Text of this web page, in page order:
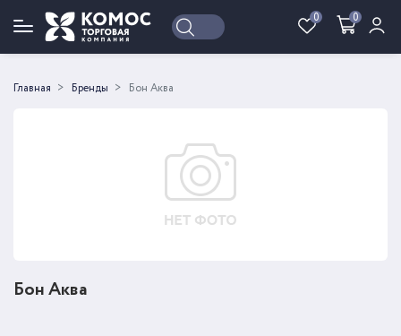
0 0
Войти Регистрация
Главная Бренды Бон Аква
Бон Аква